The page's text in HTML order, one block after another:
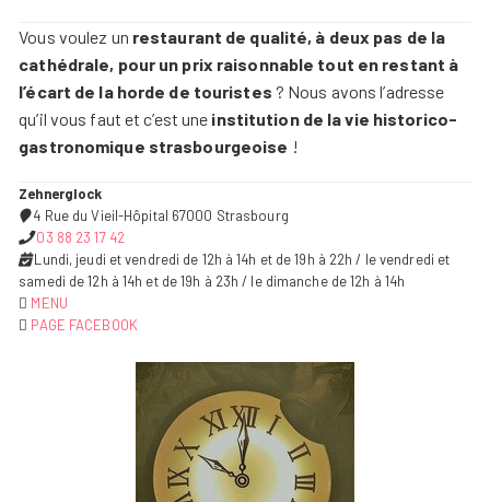
Vous voulez un restaurant de qualité, à deux pas de la
cathédrale, pour un prix raisonnable tout en restant à
l’écart de la horde de touristes ? Nous avons l’adresse
qu’il vous faut et c’est une institution de la vie historico-
gastronomique strasbourgeoise !
Zehnerglock
4 Rue du Vieil-Hôpital 67000 Strasbourg
03 88 23 17 42
Lundi, jeudi et vendredi de 12h à 14h et de 19h à 22h / le vendredi et
samedi de 12h à 14h et de 19h à 23h / le dimanche de 12h à 14h
MENU
PAGE FACEBOOK